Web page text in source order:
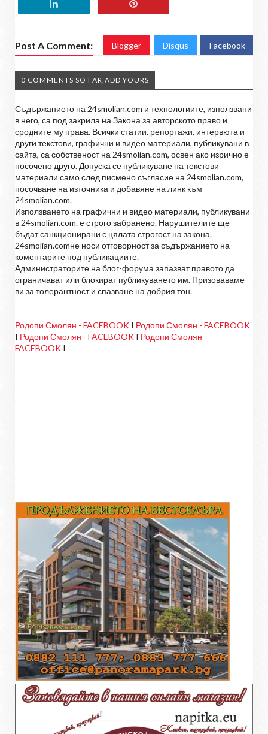
Post A Comment: Blogger Disqus Facebook
0 COMMENTS SO FAR,ADD YOURS
Съдържанието на 24smolian.com и технологиите, използвани
в него, са под закрила на Закона за авторското право и
сродните му права. Всички статии, репортажи, интервюта и
други текстови, графични и видео материали, публикувани в
сайта, са собственост на 24smolian.com, освен ако изрично е
посочено друго. Допуска се публикуване на текстови
материали само след писмено съгласие на 24smolian.com,
посочване на източника и добавяне на линк към
24smolian.com.
Използването на графични и видео материали, публикувани
в 24smolian.com. е строго забранено. Нарушителите ще
бъдат санкционирани с цялата строгост на закона.
24smolian.comне носи отговорност за съдържанието на
коментарите под публикациите.
Администраторите на блог-форума запазват правото да
ограничават или блокират публикуването им. Призоваваме
ви за толерантност и спазване на добрия тон.
Родопи Смолян - FACEBOOK I Родопи Смолян - FACEBOOK
I Родопи Смолян - FACEBOOK I Родопи Смолян -
FACEBOOK I